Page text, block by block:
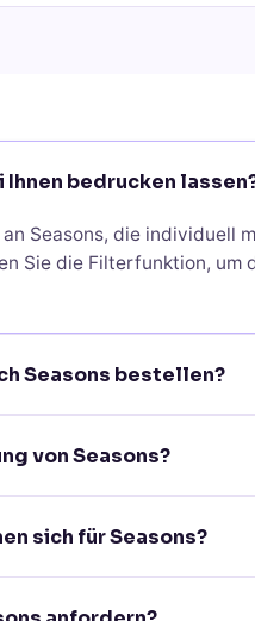
Ihnen bedrucken
Seasons, die individuell
Sie die Filterfunktion, um
Seasons bestellen?
auf der jeweiligen
von Seasons?
bieten wir Express-
sich für Seasons?